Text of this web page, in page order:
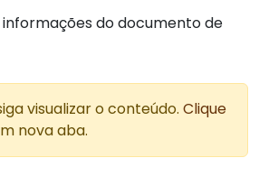
informações do documento de
visualizar o conteúdo. Clique
nova aba.